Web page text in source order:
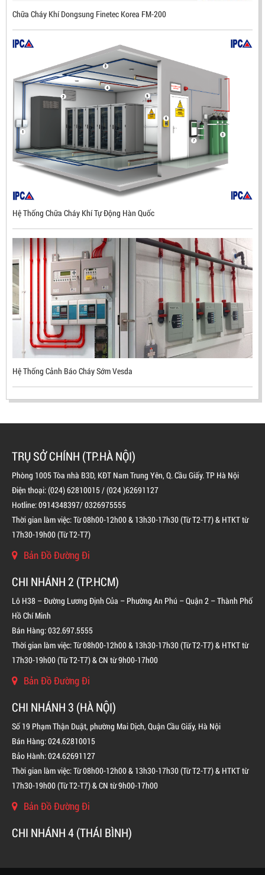
ĐẦU BÁO LỬA CHỐNG NỔ UV/IR- UX300 –
MEKASENTRON KOREA
LIÊN HỆ
Mã sản phẩm: UX300
BÌNH CHỮA CHÁY ĐỘC LẬP KHÍ FM200
BÌNH CHỮA CHÁY KHÍ FM200 CHO TỦ ĐIỆN
LIÊN HỆ
Chữa Cháy Khí Dongsung Finetec Korea FM-200
Hệ Thống Chữa Cháy Khí Tự Động Hàn Quốc
Hệ Thống Cảnh Báo Cháy Sớm Vesda
TRỤ SỞ CHÍNH (TP.HÀ NỘI)
Phòng 1005 Tòa nhà B3D, KĐT Nam Trung Yên, Q. Cầu Giấy. TP Hà Nội
Điện thoại: (024) 62810015 / (024 )62691127
Hotline: 0914348397/ 0326975555
Thời gian làm việc: Từ 08h00-12h00 & 13h30-17h30 (Từ T2-T7) & HTKT từ
17h30-19h00 (Từ T2-T7)
Bản Đồ Đường Đi
CHI NHÁNH 2 (TP.HCM)
Lô H38 – Đường Lương Định Của – Phường An Phú – Quận 2 – Thành Phố
Hồ Chí Minh
Bán Hàng: 032.697.5555
Thời gian làm việc: Từ 08h00-12h00 & 13h30-17h30 (Từ T2-T7) & HTKT từ
17h30-19h00 (Từ T2-T7) & CN từ 9h00-17h00
Bản Đồ Đường Đi
CHI NHÁNH 3 (HÀ NỘI)
Số 19 Phạm Thận Duật, phường Mai Dịch, Quận Cầu Giấy, Hà Nội
Bán Hàng: 024.62810015
Bảo Hành: 024.62691127
Thời gian làm việc: Từ 08h00-12h00 & 13h30-17h30 (Từ T2-T7) & HTKT từ
17h30-19h00 (Từ T2-T7) & CN từ 9h00-17h00
Bản Đồ Đường Đi
CHI NHÁNH 4 (THÁI BÌNH)